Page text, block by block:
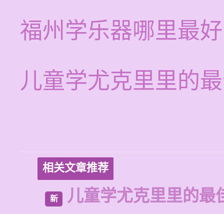
福州学乐器哪里最
儿童学尤克里里的
相关文章推荐
新 儿童学尤克里里的最